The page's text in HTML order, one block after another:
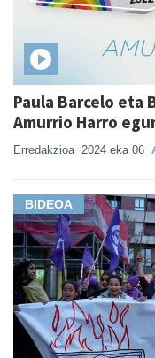
Paula Barcelo eta
Amurrio Harro
Erredakzioa 2024 eka 06
BIDEOA